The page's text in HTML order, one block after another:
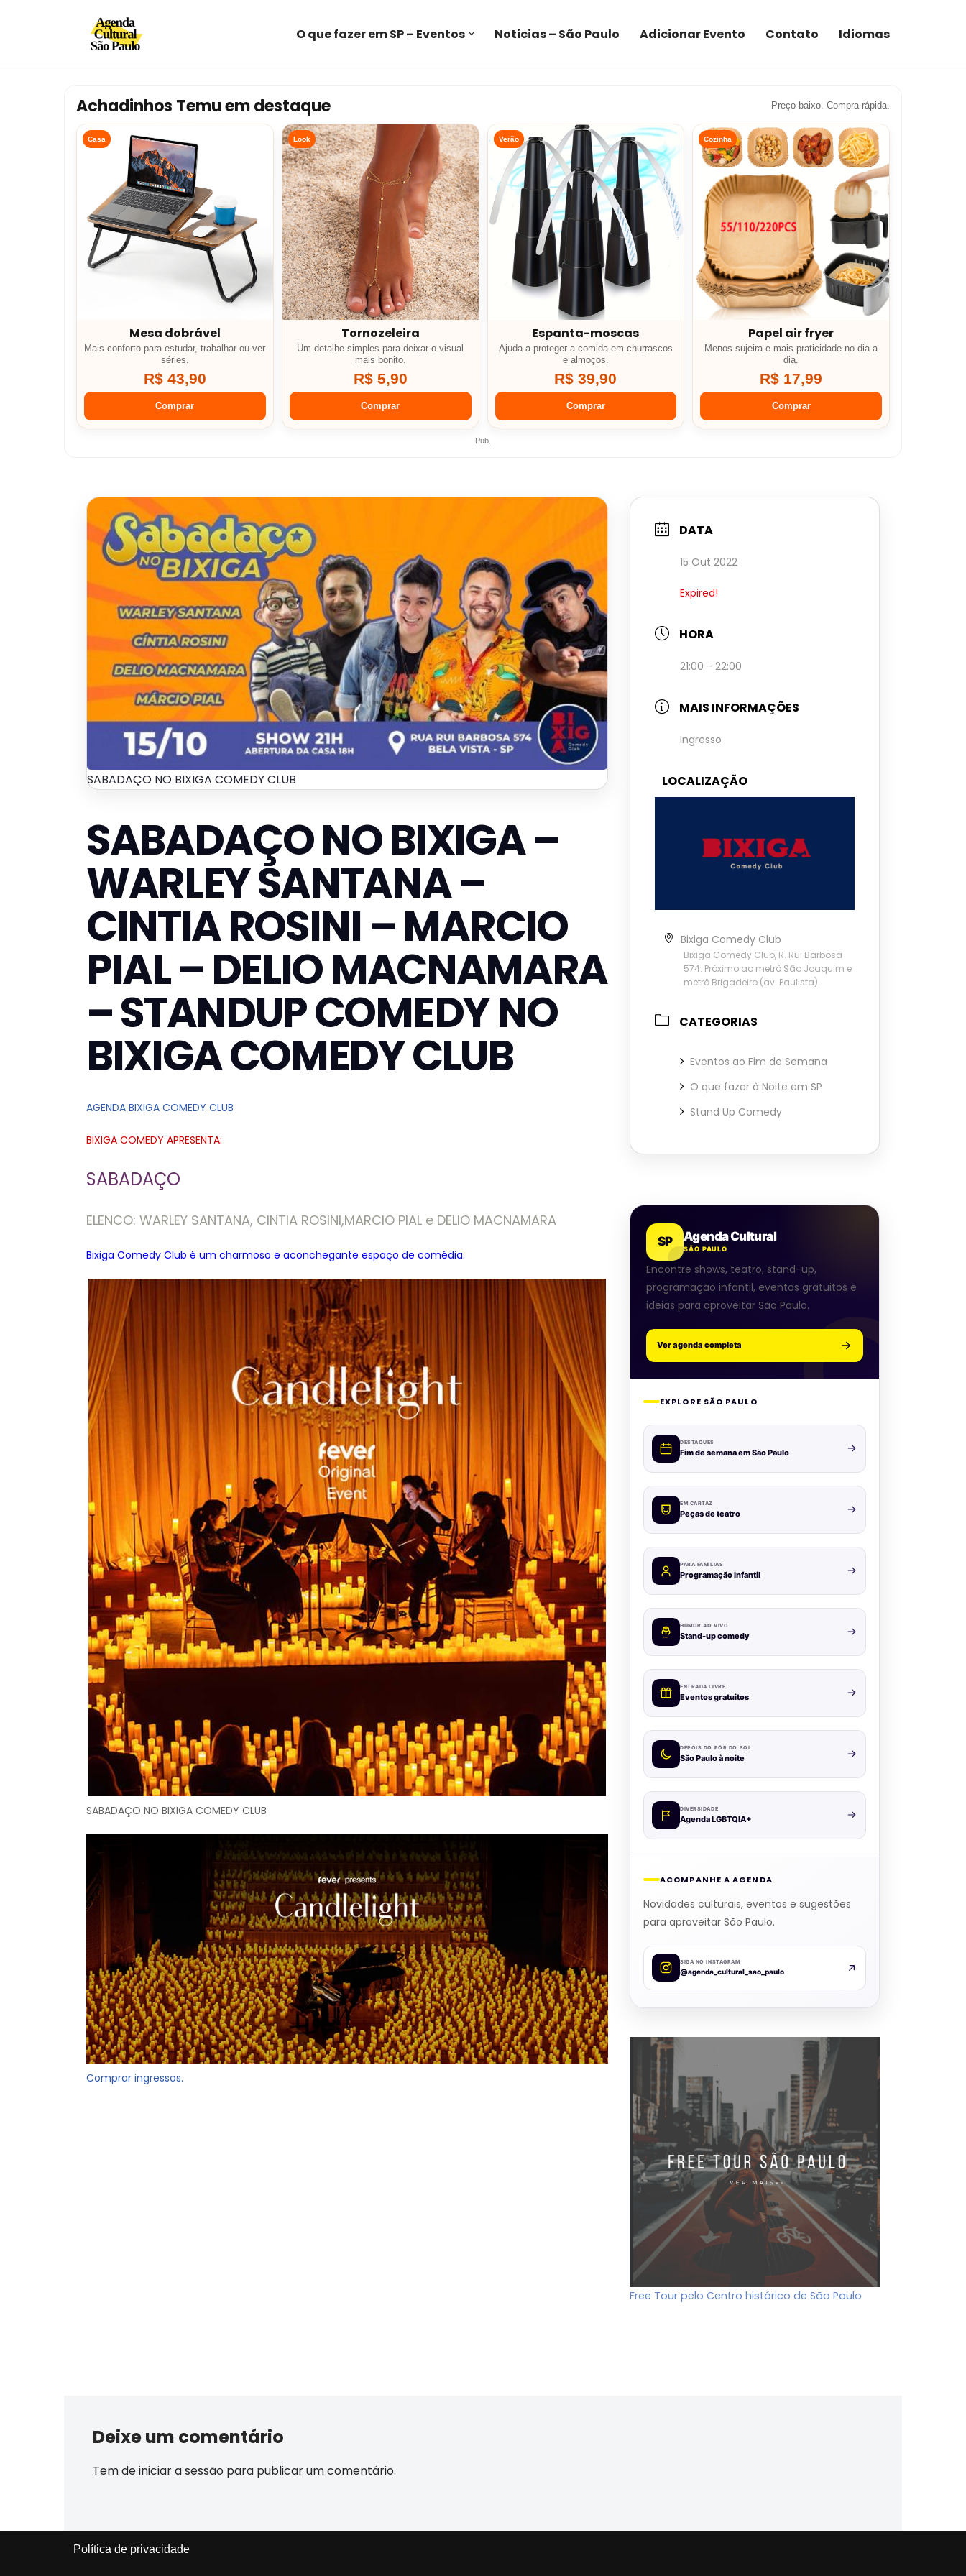
O que fazer em SP – Eventos Noticias – São Paulo Adicionar Evento Contato Idiomas
Achadinhos Temu em destaque Preço baixo. Compra rápida.
Casa
Mesa dobrável
Mais conforto para estudar, trabalhar ou ver
séries.
R$ 43,90
Comprar
Look
Tornozeleira
Um detalhe simples para deixar o visual
mais bonito.
R$ 5,90
Comprar
Verão
Espanta-moscas
Ajuda a proteger a comida em churrascos
e almoços.
R$ 39,90
Comprar
Cozinha
Papel air fryer
Menos sujeira e mais praticidade no dia a
dia.
R$ 17,99
Comprar
Pub.
SABADAÇO NO BIXIGA COMEDY CLUB
SABADAÇO NO BIXIGA –
WARLEY SANTANA –
CINTIA ROSINI – MARCIO
PIAL – DELIO MACNAMARA
– STANDUP COMEDY NO
BIXIGA COMEDY CLUB
AGENDA BIXIGA COMEDY CLUB
BIXIGA COMEDY APRESENTA:
SABADAÇO
ELENCO: WARLEY SANTANA, CINTIA ROSINI,MARCIO PIAL e DELIO MACNAMARA
Bixiga Comedy Club é um charmoso e aconchegante espaço de comédia.
SABADAÇO NO BIXIGA COMEDY CLUB
Comprar ingressos.
DATA
15 Out 2022
Expired!
HORA
21:00 - 22:00
MAIS INFORMAÇÕES
Ingresso
LOCALIZAÇÃO
Bixiga Comedy Club
Bixiga Comedy Club, R. Rui Barbosa
574. Próximo ao metrô São Joaquim e
metrô Brigadeiro (av. Paulista).
CATEGORIAS
Eventos ao Fim de Semana
O que fazer à Noite em SP
Stand Up Comedy
SP Agenda Cultural
SÃO PAULO
Encontre shows, teatro, stand-up,
programação infantil, eventos gratuitos e
ideias para aproveitar São Paulo.
Ver agenda completa
EXPLORE SÃO PAULO
DESTAQUES
Fim de semana em São Paulo
EM CARTAZ
Peças de teatro
PARA FAMÍLIAS
Programação infantil
HUMOR AO VIVO
Stand-up comedy
ENTRADA LIVRE
Eventos gratuitos
DEPOIS DO PÔR DO SOL
São Paulo à noite
DIVERSIDADE
Agenda LGBTQIA+
ACOMPANHE A AGENDA
Novidades culturais, eventos e sugestões
para aproveitar São Paulo.
SIGA NO INSTAGRAM
@agenda_cultural_sao_paulo
Free Tour pelo Centro histórico de São Paulo
Deixe um comentário
Tem deiniciar a sessão para publicar um comentário.
Política de privacidade